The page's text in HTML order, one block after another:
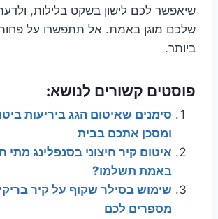
שיאפשר לכם לישון בשקט בלילות,
שלכם מוגן באמת. אל תתפשרו על
ביותר.
פוסטים קשורים לנושא:
סימנים שאיטום הגג ביריעות
ומסכן אתכם בבית
איטום קיר חיצוני בסנפלינג מתי
באמת תשלמו?
שימוש בסילר שקוף על קיר
מספרים לכם